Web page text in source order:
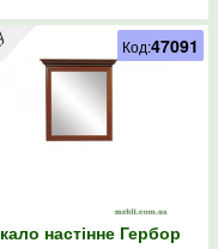
настінне Гербор
Код:47091